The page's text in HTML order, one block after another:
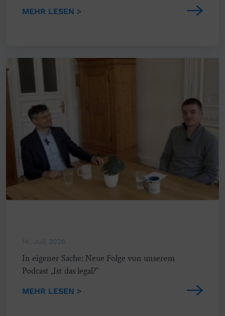
MEHR LESEN >
14. Juli 2026
In eigener Sache: Neue Folge von unserem
Podcast „Ist das legal?“
MEHR LESEN >